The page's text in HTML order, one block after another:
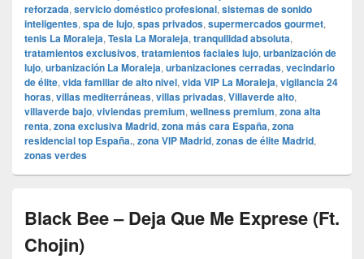
reforzada, servicio doméstico profesional, sistemas de sonido
inteligentes, spa de lujo, spas privados, supermercados gourmet,
tenis La Moraleja, Tesla La Moraleja, tranquilidad absoluta,
tratamientos exclusivos, tratamientos faciales lujo, urbanización de
lujo, urbanización La Moraleja, urbanizaciones cerradas, vecindario
de élite, vida familiar de alto nivel, vida VIP La Moraleja, vigilancia 24
horas, villas mediterráneas, villas privadas, Villaverde alto,
villaverde bajo, viviendas premium, wellness premium, zona alta
renta, zona exclusiva Madrid, zona más cara España, zona
residencial top España., zona VIP Madrid, zonas de élite Madrid,
zonas verdes
Black Bee – Deja Que Me Exprese (Ft.
Chojin)